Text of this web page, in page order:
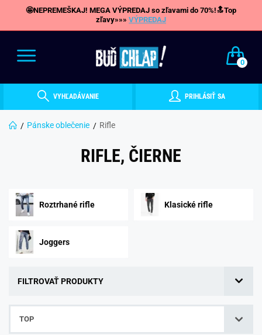
🤩NEPREMEŠKAJ! MEGA VÝPREDAJ so zľavami do 70%!🔝Top
zľavy»»» VÝPREDAJ
0
VYHĽADÁVANIE PRIHLÁSIŤ SA
Pánske oblečenie Rifle
RIFLE, ČIERNE
Roztrhané rifle Klasické rifle
Joggers
FILTROVAŤ PRODUKTY
TOP